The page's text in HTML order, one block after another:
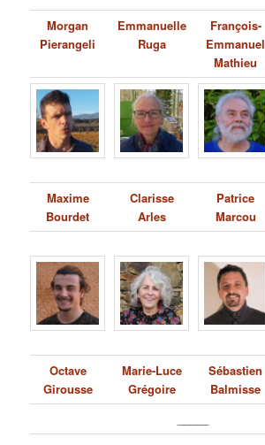
Morgan
Pierangeli
Emmanuelle
Ruga
François-
Emmanuel
Mathieu
Maxime
Bourdet
Clarisse
Arles
Patrice
Marcou
Octave
Girousse
Marie-Luce
Grégoire
Sébastien
Balmisse